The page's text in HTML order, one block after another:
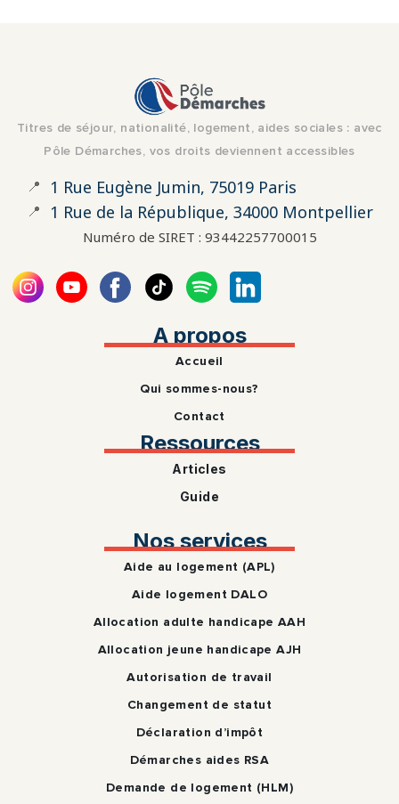
Titres de séjour, nationalité, logement, aides sociales : avec
Pôle Démarches, vos droits deviennent accessibles
📍 1 Rue Eugène Jumin, 75019 Paris
📍 1 Rue de la République, 34000 Montpellier
Numéro de SIRET : 93442257700015
A propos
Accueil
Qui sommes-nous?
Contact
Ressources
Articles
Guide
Nos services
Aide au logement (APL)
Aide logement DALO
Allocation adulte handicape AAH
Allocation jeune handicape AJH
Autorisation de travail
Changement de statut
Déclaration d’impôt
Démarches aides RSA
Demande de logement (HLM)